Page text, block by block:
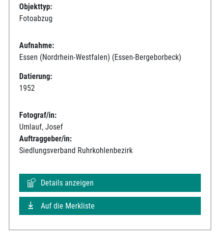
Objekttyp:
Fotoabzug
Aufnahme:
Essen (Nordrhein-Westfalen) (Essen-Bergeborbeck)
Datierung:
1952
Fotograf/in:
Umlauf, Josef
Auftraggeber/in:
Siedlungsverband Ruhrkohlenbezirk
Details anzeigen
Auf die Merkliste